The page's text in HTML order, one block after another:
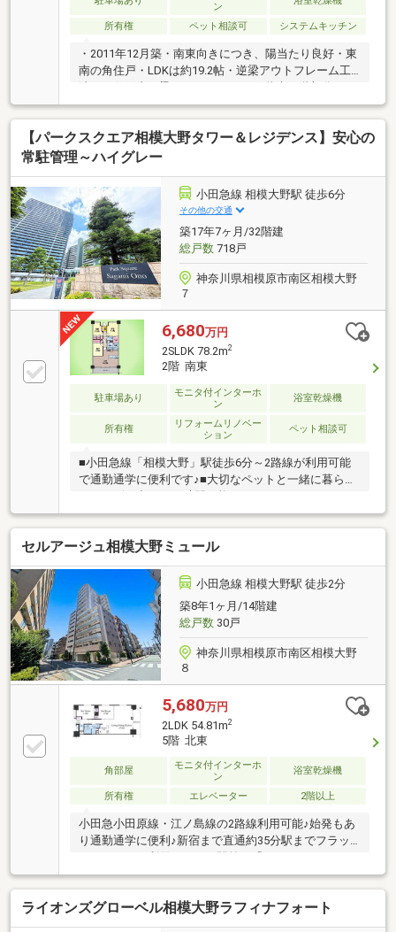
ン
所有権 ペット相談可 システムキッチン
・2011年12月築・南東向きにつき、陽当たり良好・東
南の角住戸・LDKは約19.2帖・逆梁アウトフレーム工
法で、住戸内に梁はありません・15階建14階部分につ
き、眺望良好（約2.2mのハイサッシュ採用） 江ノ島
やスカイツリーが見えます（但し、天候による）・全
居室+リビング部分に収納有り、収納豊富・ペット飼
育可能（犬・猫可、2匹まで、細則有り）・24時間ゴ
【パークスクエア相模大野タワー＆レジデンス】安心の
常駐管理～ハイグレー
小田急線 相模大野駅 徒歩6分
その他の交通
築17年7ヶ月/32階建
総戸数718戸
神奈川県相模原市南区相模大野
７
6,680万円
2SLDK 78.2m2
2階 南東
駐車場あり
モニタ付インターホ
ン
浴室乾燥機
所有権
リフォームリノベー
ション
ペット相談可
■小田急線「相模大野」駅徒歩6分～2路線が利用可能
で通勤通学に便利です♪■大切なペットと一緒に暮らせ
ます～ゴミ出しも24時間可能♪■シアタールームやキッ
ズアリーナなど、大規模ならではの共用施設が充実
♪■《充実のセキュリティ》24時間オンライン警備＆ダ
ブルオートロック～安心のタワー邸宅♪■当日OKの見学
予約は【0120-806013】へ【提携住宅ローン】 ●大手
都市銀行 ●変動金利 年0.73％●保証料０円 疾病保証
付き話題のauじぶん銀行 利用可 たくさんのお客様か
らのお言葉に感謝してこれからも楽しく素敵なお家探
しをお約束します。いつでもお客様のお問合せをお待
ちしております☆☆
セルアージュ相模大野ミュール
小田急線 相模大野駅 徒歩2分
築8年1ヶ月/14階建
総戸数30戸
神奈川県相模原市南区相模大野
８
5,680万円
2LDK 54.81m2
5階 北東
角部屋
モニタ付インターホ
ン
浴室乾燥機
所有権 エレベーター 2階以上
小田急小田原線・江ノ島線の2路線利用可能♪始発もあ
り通勤通学に便利♪新宿まで直通約35分駅までフラッ
エア」「ボーノ相模大野」などの大型商業施設あり生
活利便性の高いエリアです☆▼物件POINT▽・食器洗
浄乾燥機有・ガラス仕切り（油ハネを抑えられま
す）・ラウンド浴槽・温水洗浄便座有・AED完備・電
ライオンズグローベル相模大野ラフィナフォート